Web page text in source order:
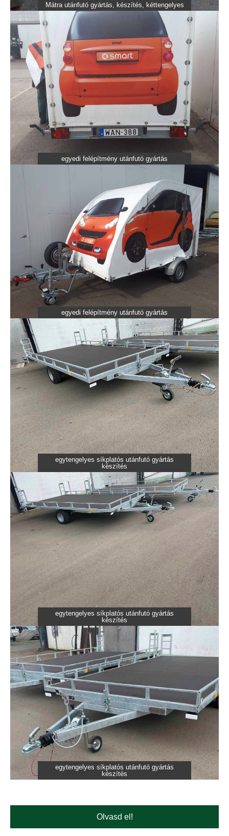
Mátra utánfutó gyártás, készítés, kéttengelyes
egyedi felépítmény utánfutó gyártás
egyedi felépítmény utánfutó gyártás
egytengelyes síkplatós utánfutó gyártás
készítés
egytengelyes síkplatós utánfutó gyártás
készítés
egytengelyes síkplatós utánfutó gyártás
készítés
Olvasd el!